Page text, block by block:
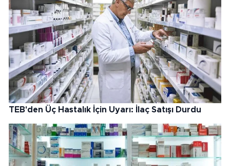
TEB'den Üç Hastalık İçin Uyarı: İlaç Satışı Durdu